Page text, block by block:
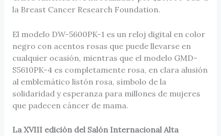
la Breast Cancer Research Foundation.
El modelo DW-5600PK-1 es un reloj digital en color
negro con acentos rosas que puede llevarse en
cualquier ocasión, mientras que el modelo GMD-
S5610PK-4 es completamente rosa, en clara alusión
al emblemático listón rosa, símbolo de la
solidaridad y esperanza para millones de mujeres
que padecen cáncer de mama.
La XVIII edición del Salón Internacional Alta